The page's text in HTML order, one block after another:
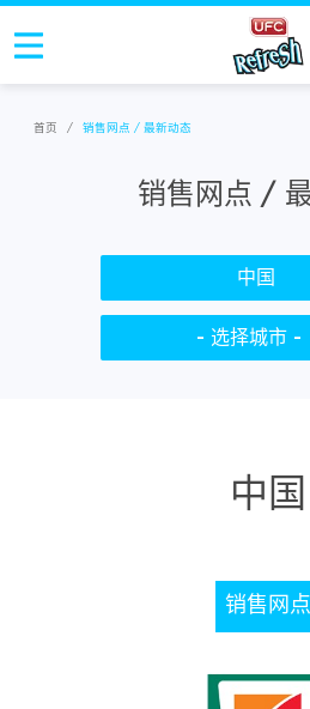
首页 / 销售网点 / 最新动态
销售网点 /
中国
- 选择城市 -
中国
销售网点